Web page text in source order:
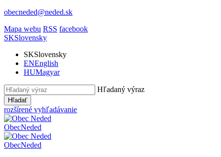
obecneded@neded.sk
Mapa webu RSS facebook
SKSlovensky
SKSlovensky
ENEnglish
HUMagyar
Hľadaný výraz
Hľadať
rozšírené vyhľadávanie
ObecNeded
ObecNeded